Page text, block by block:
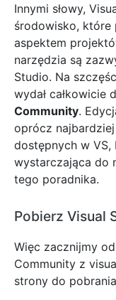
Innymi słowy,
środowisko, które
aspektem
narzędzia są
Studio. Na
wydał całkowicie
Community.
oprócz
dostępnych w VS,
wystarczająca do
tego poradnika.
Pobierz Visual
Więc zacznijmy
Community z
strony do